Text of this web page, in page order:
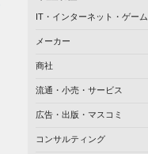
IT・インターネット・ゲーム
メーカー
商社
流通・小売・サービス
広告・出版・マスコミ
コンサルティング